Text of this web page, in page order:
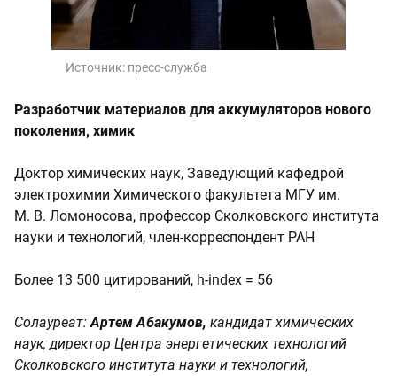
Источник: пресс-служба
Разработчик материалов для аккумуляторов нового
поколения, химик
Доктор химических наук, Заведующий кафедрой
электрохимии Химического факультета МГУ им.
М. В. Ломоносова, профессор Сколковского института
науки и технологий, член-корреспондент РАН
Более 13 500 цитирований, h-index = 56
Солауреат: Артем Абакумов, кандидат химических
наук, директор Центра энергетических технологий
Сколковского института науки и технологий,